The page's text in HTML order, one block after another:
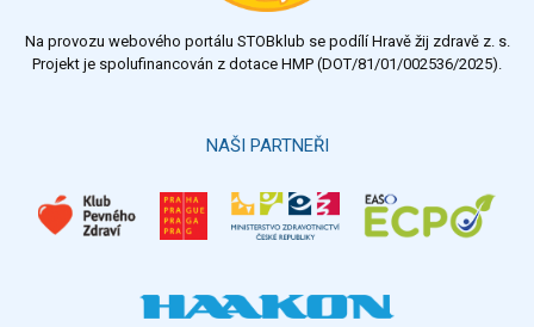
Výsledky Všechny ankety
Na provozu webového portálu STOBklub se podílí Hravě žij zdravě z. s.
Projekt je spolufinancován z dotace HMP (DOT/81/01/002536/2025).
NAŠI PARTNEŘI